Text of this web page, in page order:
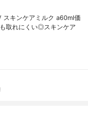
キンケアミルク a60ml価
れにくい◎スキンケア